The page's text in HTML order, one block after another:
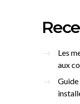
Les
aux